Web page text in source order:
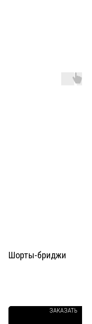
Шорты-бриджи
ЗАКАЗАТЬ